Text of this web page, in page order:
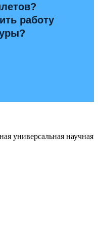
работу
универсальная научная